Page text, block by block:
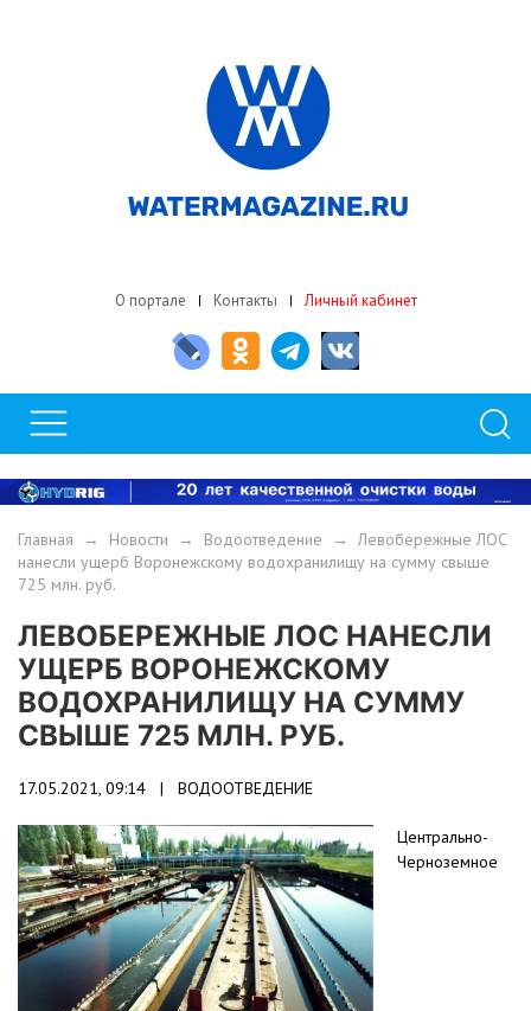
О портале Контакты Личный кабинет
Главная → Новости → Водоотведение →Левобережные ЛОС
нанесли ущерб Воронежскому водохранилищу на сумму свыше
725 млн. руб.
ЛЕВОБЕРЕЖНЫЕ ЛОС НАНЕСЛИ
УЩЕРБ ВОРОНЕЖСКОМУ
ВОДОХРАНИЛИЩУ НА СУММУ
СВЫШЕ 725 МЛН. РУБ.
17.05.2021, 09:14 | ВОДООТВЕДЕНИЕ
Центрально-
Черноземное